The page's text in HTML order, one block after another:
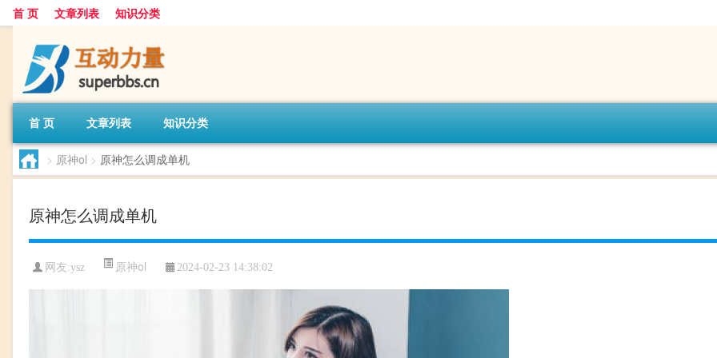
首 页 文章列表 知识分类
首 页 文章列表 知识分类
> 原神ol > 原神怎么调成单机
原神怎么调成单机
网友:ysz 原神ol 2024-02-23 14:38:02